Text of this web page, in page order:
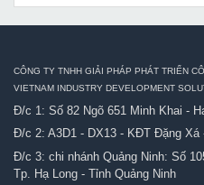
CÔNG TY TNHH GIẢI PHÁP PHÁT TRIỂN
VIETNAM INDUSTRY DEVELOPMENT
Đ/c 1: Số 82 Ngõ 651 Minh Khai -
Đ/c 2: A3D1 - DX13 - KĐT Đặng Xá
Đ/c 3: chi nhánh Quảng Ninh: Số
Tp. Hạ Long - Tỉnh Quảng Ninh